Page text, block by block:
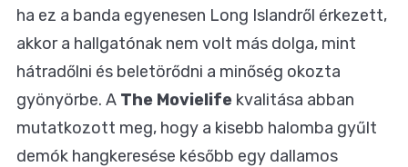
ha ez a banda egyenesen Long Islandről érkezett,
akkor a hallgatónak nem volt más dolga, mint
hátradőlni és beletörődni a minőség okozta
gyönyörbe. A The Movielife kvalitása abban
mutatkozott meg, hogy a kisebb halomba gyűlt
demók hangkeresése később egy dallamos